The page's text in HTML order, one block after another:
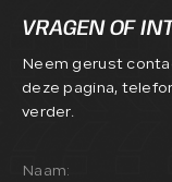
VRAGEN OF
Neem gerust
deze pagina,
verder.
Naam: